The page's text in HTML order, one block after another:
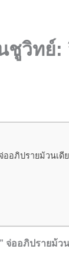
วิทย์:
อภิปรายม้วนเดี
จ่ออภิปรายม้ว